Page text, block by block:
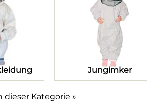
Jungimker
dieser Kategorie »